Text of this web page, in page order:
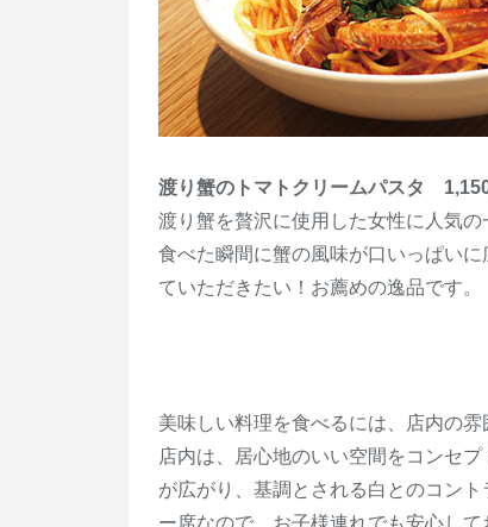
渡り蟹のトマトクリームパスタ
渡り蟹を贅沢に使用した女性に人気
食べた瞬間に蟹の風味が口いっぱい
ていただきたい！お薦めの逸品です。
美味しい料理を食べるには、店内の雰
店内は、居心地のいい空間をコンセ
が広がり、基調とされる白とのコン
ー席なので、お子様連れでも安心して